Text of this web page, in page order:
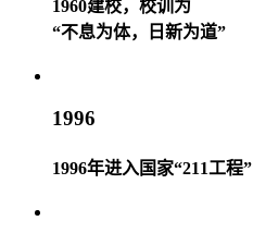
1960建校，校训为
“不息为体，日新为道”
1996
1996年进入国家“211工程”